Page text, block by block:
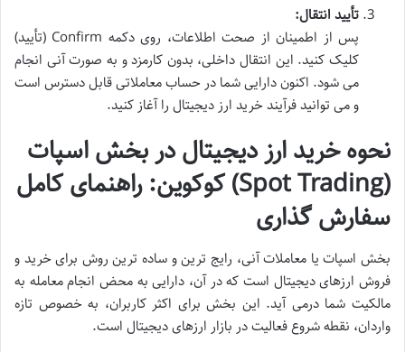
تأیید انتقال:
پس از اطمینان از صحت اطلاعات، روی دکمه Confirm (تأیید)
کلیک کنید. این انتقال داخلی، بدون کارمزد و به صورت آنی انجام
می شود. اکنون دارایی شما در حساب معاملاتی قابل دسترس است
و می توانید فرآیند خرید ارز دیجیتال را آغاز کنید.
نحوه خرید ارز دیجیتال در بخش اسپات
(Spot Trading) کوکوین: راهنمای کامل
سفارش گذاری
بخش اسپات یا معاملات آنی، رایج ترین و ساده ترین روش برای خرید و
فروش ارزهای دیجیتال است که در آن، دارایی به محض انجام معامله به
مالکیت شما درمی آید. این بخش برای اکثر کاربران، به خصوص تازه
واردان، نقطه شروع فعالیت در بازار ارزهای دیجیتال است.